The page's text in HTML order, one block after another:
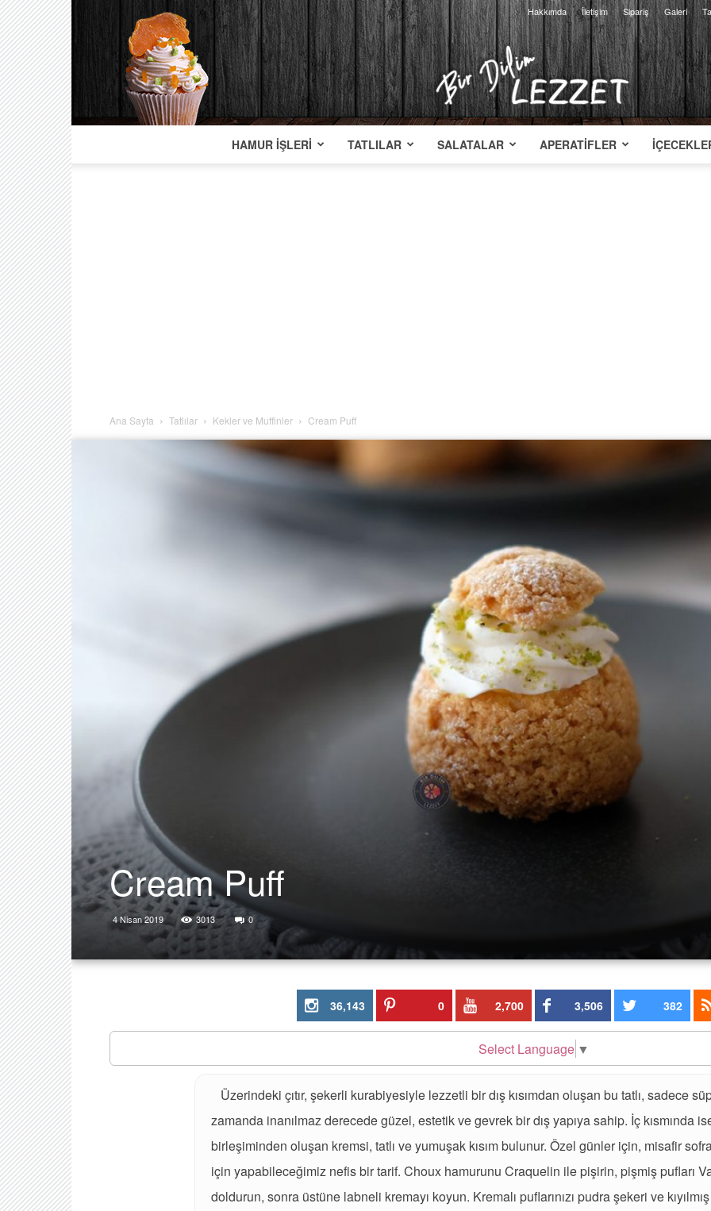
Hakkımda İletişim Sipariş Galeri
HAMUR İŞLERI TATLILAR SALATALAR APERATIFLER
Ana Sayfa Tatlılar Kekler ve Muffinler Cream Puff
Cream Puff
4 Nisan 2019 3013 0
36,143 0 2,700 3,506 382
Select Language ▼
Üzerindeki çıtır, şekerli kurabiyesiyle lezzetli bir dış kısımdan oluşan bu tatlı, sadece
zamanda inanılmaz derecede güzel, estetik ve gevrek bir dış yapıya sahip. İç kısmında
birleşiminden oluşan kremsi, tatlı ve yumuşak kısım bulunur. Özel günler için, misafir
için yapabileceğimiz nefis bir tarif. Choux hamurunu Craquelin ile pişirin, pişmiş pufları
doldurun, sonra üstüne labneli kremayı koyun. Kremalı puflarınızı pudra şekeri ve kıyılmış